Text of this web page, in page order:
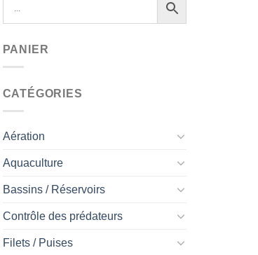
PANIER
CATÉGORIES
Aération
Aquaculture
Bassins / Réservoirs
Contrôle des prédateurs
Filets / Puises